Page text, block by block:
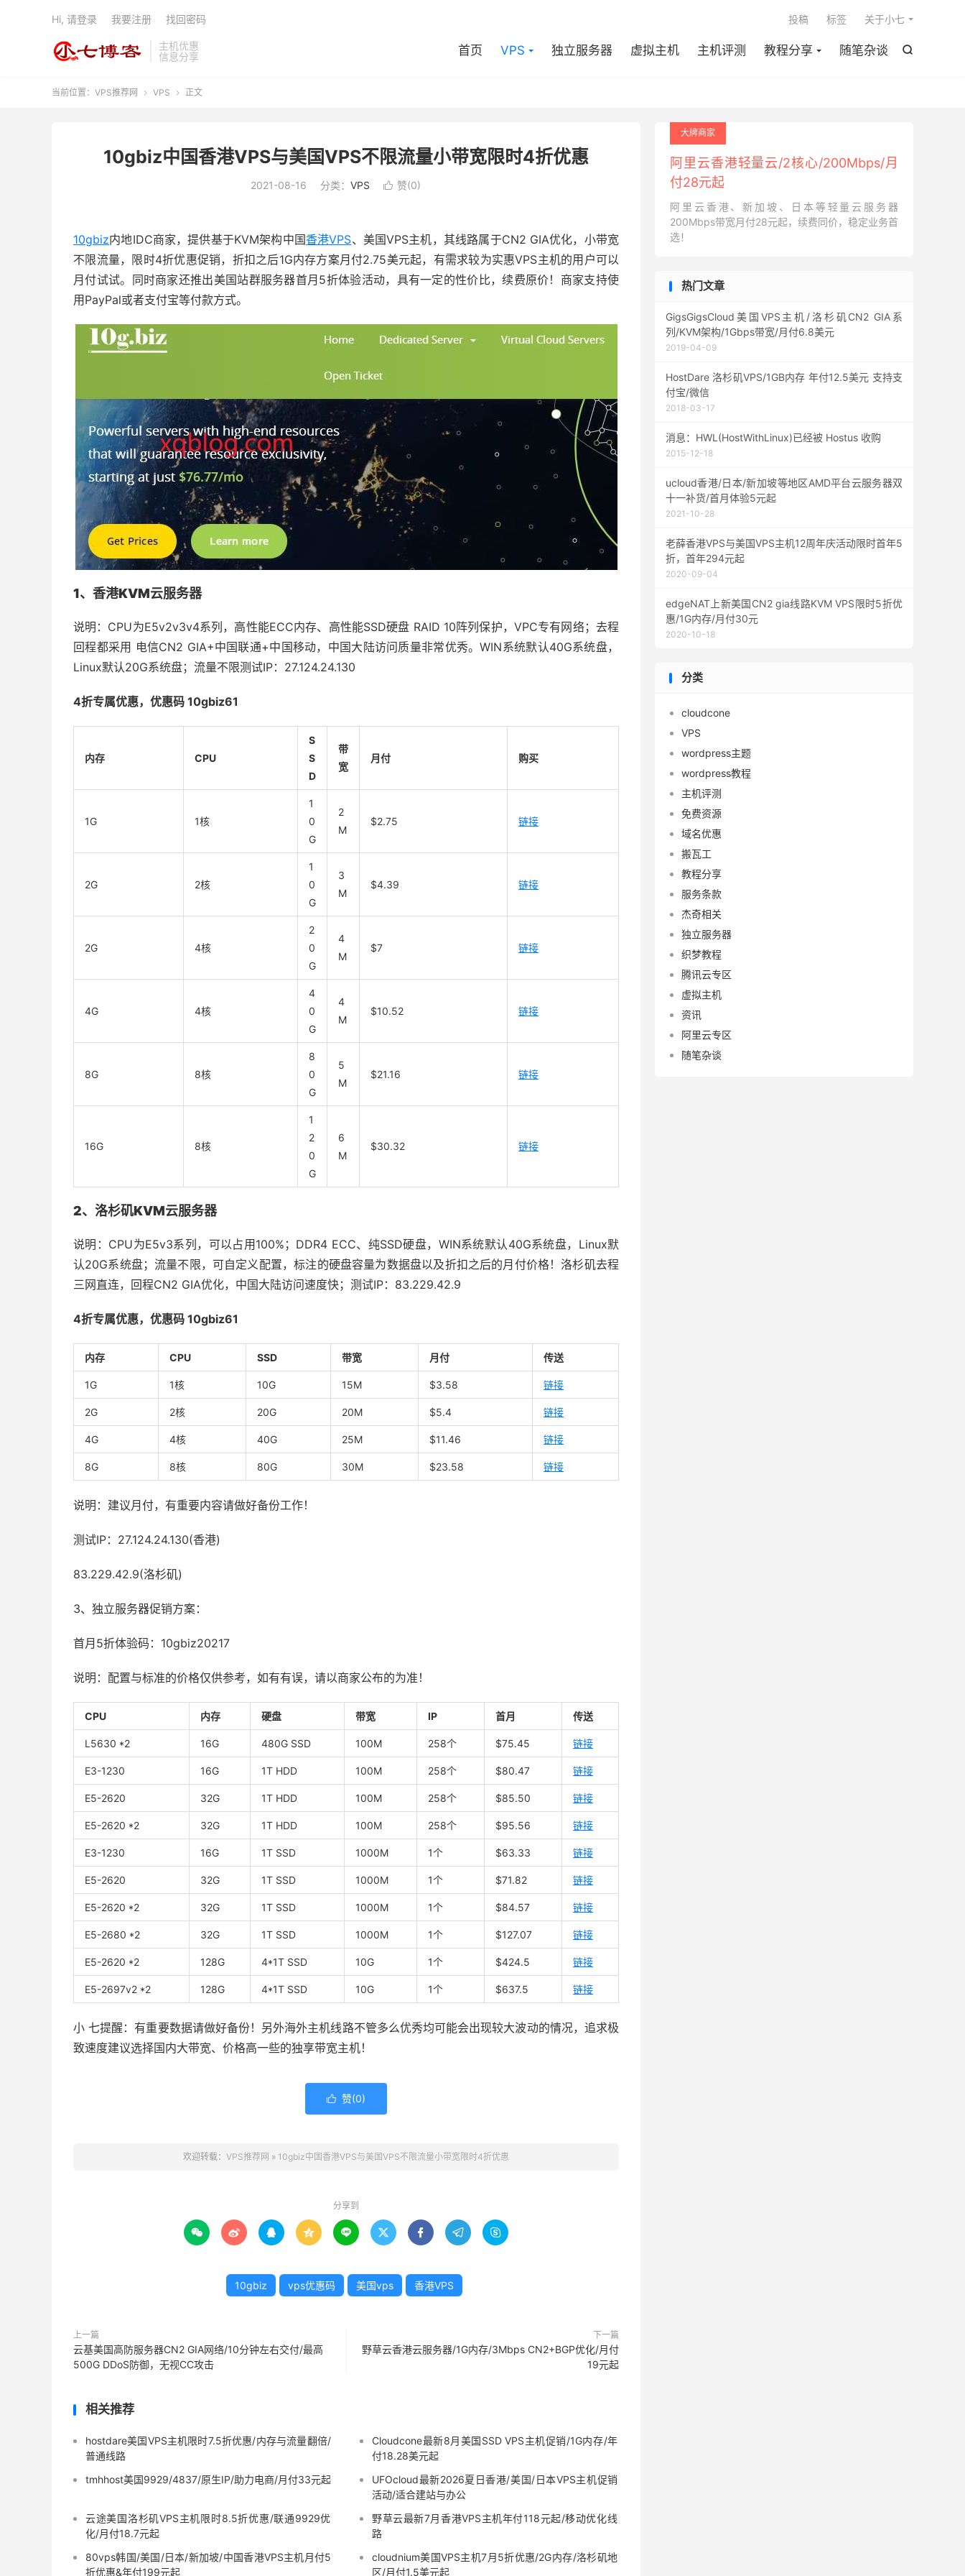
主机优惠
信息分享

首页 VPS 独立服务器 虚拟主机 主机评测 教程分享 随笔杂谈
投稿 标签 关于小七
Hi, 请登录 我要注册 找回密码
当前位置： VPS推荐网  VPS  正文
10gbiz中国香港VPS与美国VPS不限流量小带宽限时4折优惠
2021-08-16 分类： VPS  赞(0)
10gbiz内地IDC商家，提供基于KVM架构中国香港VPS、美国VPS主机，其线路属于CN2 GIA优化，小带宽
不限流量，限时4折优惠促销，折扣之后1G内存方案月付2.75美元起，有需求较为实惠VPS主机的用户可以
月付试试。同时商家还推出美国站群服务器首月5折体验活动，具有一定的性价比，续费原价！商家支持使
用PayPal或者支付宝等付款方式。
1、香港KVM云服务器
说明：CPU为E5v2v3v4系列，高性能ECC内存、高性能SSD硬盘 RAID 10阵列保护，VPC专有网络；去程
回程都采用 电信CN2 GIA+中国联通+中国移动，中国大陆访问质量非常优秀。WIN系统默认40G系统盘，
Linux默认20G系统盘；流量不限测试IP：27.124.24.130
4折专属优惠， 优惠码 10gbiz61
内存 CPU
S
S
D
带
宽
月付 购买
1G 1核
1
0
G
2
M
$2.75 链接
2G 2核
1
0
G
3
M
$4.39 链接
2G 4核
2
0
G
4
M
$7 链接
4G 4核
4
0
G
4
M
$10.52 链接
8G 8核
8
0
G
5
M
$21.16 链接
16G 8核
1
2
0
G
6
M
$30.32 链接
2、洛杉矶KVM云服务器
说明：CPU为E5v3系列，可以占用100%；DDR4 ECC、纯SSD硬盘，WIN系统默认40G系统盘，Linux默
认20G系统盘；流量不限，可自定义配置，标注的硬盘容量为数据盘以及折扣之后的月付价格！洛杉矶去程
三网直连，回程CN2 GIA优化，中国大陆访问速度快；测试IP：83.229.42.9
4折专属优惠， 优惠码 10gbiz61
内存 CPU SSD 带宽 月付 传送
1G 1核 10G 15M $3.58 链接
2G 2核 20G 20M $5.4 链接
4G 4核 40G 25M $11.46 链接
8G 8核 80G 30M $23.58 链接
说明：建议月付，有重要内容请做好备份工作！
测试IP：27.124.24.130(香港)
83.229.42.9(洛杉矶)
3、独立服务器促销方案：
首月5折体验码：10gbiz20217
说明：配置与标准的价格仅供参考，如有有误，请以商家公布的为准！
CPU 内存 硬盘 带宽 IP 首月 传送
L5630 *2 16G 480G SSD 100M 258个 $75.45 链接
E3-1230 16G 1T HDD 100M 258个 $80.47 链接
E5-2620 32G 1T HDD 100M 258个 $85.50 链接
E5-2620 *2 32G 1T HDD 100M 258个 $95.56 链接
E3-1230 16G 1T SSD 1000M 1个 $63.33 链接
E5-2620 32G 1T SSD 1000M 1个 $71.82 链接
E5-2620 *2 32G 1T SSD 1000M 1个 $84.57 链接
E5-2680 *2 32G 1T SSD 1000M 1个 $127.07 链接
E5-2620 *2 128G 4*1T SSD 10G 1个 $424.5 链接
E5-2697v2 *2 128G 4*1T SSD 10G 1个 $637.5 链接
小 七提醒：有重要数据请做好备份！另外海外主机线路不管多么优秀均可能会出现较大波动的情况，追求极
致速度建议选择国内大带宽、价格高一些的独享带宽主机！
 赞(0)
欢迎转载： VPS推荐网 » 10gbiz中国香港VPS与美国VPS不限流量小带宽限时4折优惠
分享到
        
10gbiz vps优惠码 美国vps 香港VPS
上一篇
云基美国高防服务器CN2 GIA网络/10分钟左右交付/最高
500G DDoS防御，无视CC攻击
下一篇
野草云香港云服务器/1G内存/3Mbps CN2+BGP优化/月付
19元起
相关推荐
hostdare美国VPS主机限时7.5折优惠/内存与流量翻倍/
普通线路
Cloudcone最新8月美国SSD VPS主机促销/1G内存/年
付18.28美元起
tmhhost美国9929/4837/原生IP/助力电商/月付33元起
UFOcloud最新2026夏日香港/美国/日本VPS主机促销
活动/适合建站与办公
云途美国洛杉矶VPS主机限时8.5折优惠/联通9929优
化/月付18.7元起
野草云最新7月香港VPS主机年付118元起/移动优化线
路
80vps韩国/美国/日本/新加坡/中国香港VPS主机月付5
折优惠&年付199元起
cloudnium美国VPS主机7月5折优惠/2G内存/洛杉矶地
区/月付1.5美元起
大牌商家
阿里云香港轻量云/2核心/200Mbps/月
付28元起
阿里云香港、新加坡、日本等轻量云服务器
200Mbps带宽月付28元起，续费同价，稳定业务首
选！
热门文章
GigsGigsCloud美国VPS主机/洛杉矶CN2 GIA系
列/KVM架构/1Gbps带宽/月付6.8美元
2019-04-09
HostDare 洛杉矶VPS/1GB内存 年付12.5美元 支持支
付宝/微信
2018-03-17
消息：HWL(HostWithLinux)已经被 Hostus 收购
2015-12-18
ucloud香港/日本/新加坡等地区AMD平台云服务器双
十一补货/首月体验5元起
2021-10-28
老薛香港VPS与美国VPS主机12周年庆活动限时首年5
折，首年294元起
2020-09-04
edgeNAT上新美国CN2 gia线路KVM VPS限时5折优
惠/1G内存/月付30元
2020-10-18
分类
cloudcone
VPS
wordpress主题
wordpress教程
主机评测
免费资源
域名优惠
搬瓦工
教程分享
服务条款
杰奇相关
独立服务器
织梦教程
腾讯云专区
虚拟主机
资讯
阿里云专区
随笔杂谈